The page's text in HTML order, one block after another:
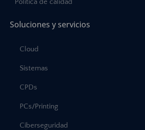
Política de calidad
Soluciones y servicios
Cloud
Sistemas
CPDs
PCs/Printing
Ciberseguridad